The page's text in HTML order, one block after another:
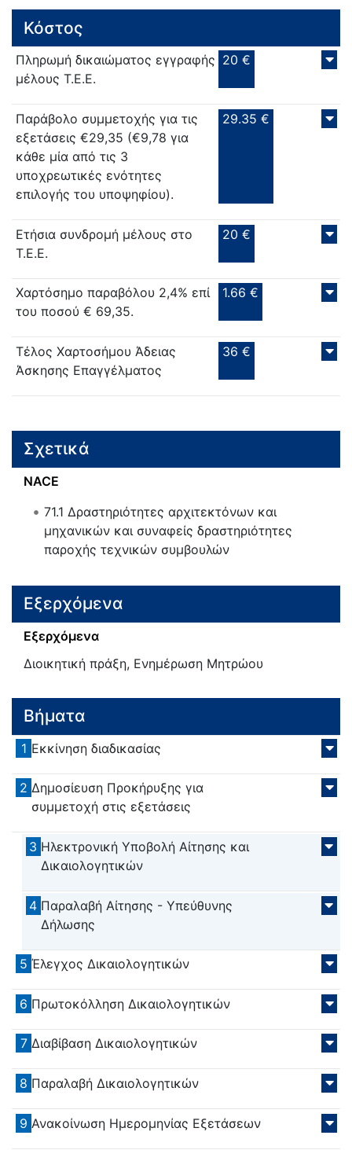
Κόστος
Πληρωμή δικαιώματος εγγραφής
μέλους Τ.Ε.Ε.
20 €
Παράβολο συμμετοχής για τις
εξετάσεις €29,35 (€9,78 για
κάθε μία από τις 3
υποχρεωτικές ενότητες
επιλογής του υποψηφίου).
29.35 €
Ετήσια συνδρομή μέλους στο
Τ.Ε.Ε.
20 €
Χαρτόσημο παραβόλου 2,4% επί
του ποσού € 69,35.
1.66 €
Τέλος Χαρτοσήμου Άδειας
Άσκησης Επαγγέλματος
36 €
Σχετικά
NACE
71.1 Δραστηριότητες αρχιτεκτόνων και
μηχανικών και συναφείς δραστηριότητες
παροχής τεχνικών συμβουλών
Εξερχόμενα
Εξερχόμενα
Διοικητική πράξη, Ενημέρωση Μητρώου
Βήματα
1 Εκκίνηση διαδικασίας
2 Δημοσίευση Προκήρυξης για
συμμετοχή στις εξετάσεις
3 Ηλεκτρονική Υποβολή Αίτησης και
Δικαιολογητικών
4 Παραλαβή Αίτησης - Υπεύθυνης
Δήλωσης
5 Έλεγχος Δικαιολογητικών
6 Πρωτοκόλληση Δικαιολογητικών
7 Διαβίβαση Δικαιολογητικών
8 Παραλαβή Δικαιολογητικών
9 Ανακοίνωση Ημερομηνίας Εξετάσεων